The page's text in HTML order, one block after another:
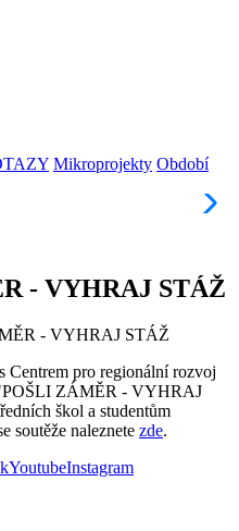
Mikroprojekty Období
- VYHRAJ STÁŽ
- VYHRAJ STÁŽ
Centrem pro regionální rozvoj
ZÁMĚR - VYHRAJ
škol a studentům
soutěže naleznete zde.
YoutubeInstagram